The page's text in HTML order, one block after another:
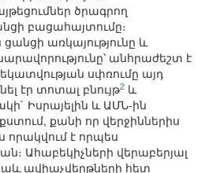
ծրագրող
բացահայտումը։
առկայությունը և
անհրաժեշտ է
սփռումը այդ
էր տոտալ բնույթ2 և
Իսրայելին և ԱՄՆ-ին
քանի որ վերջիններիս
որակվում է որպես
Ահաբեկիչների վերաբերյալ
ավիաչվերթների հետ